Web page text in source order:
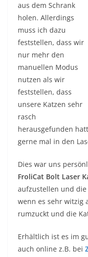
aus dem Schrank
holen. Allerdings
muss ich dazu
feststellen, dass wir
nur mehr den
manuellen Modus
nutzen als wir
feststellen, dass
unsere Katzen sehr
rasch
herausgefunden
gerne mal in den
Dies war uns
FroliCat Bolt Laser
aufzustellen und die
wenn es sehr witzig
rumzuckt und die
Erhältlich ist es im
auch online z.B. bei